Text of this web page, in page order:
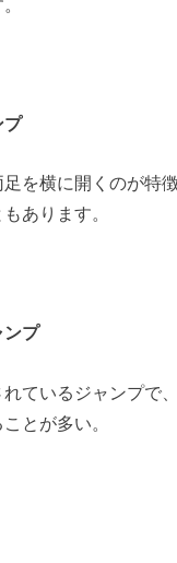
プ
を横に開くのが特
あります。
ンプ
ているジャンプで
とが多い。